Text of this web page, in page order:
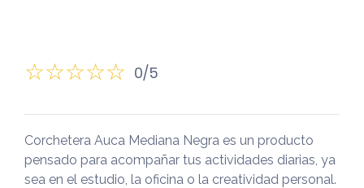
0/5
Corchetera Auca Mediana Negra es un producto
pensado para acompañar tus actividades diarias, ya
sea en el estudio, la oficina o la creatividad personal.